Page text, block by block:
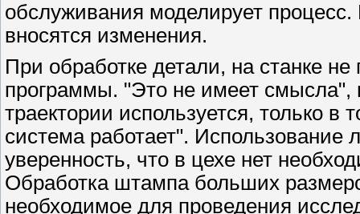
обслуживания моделирует процесс.
вносятся изменения.
При обработке детали, на станке
программы. "Это не имеет смысла",
траектории используется, только
система работает". Использование
уверенность, что в цехе нет
Обработка штампа больших
необходимое для проведения